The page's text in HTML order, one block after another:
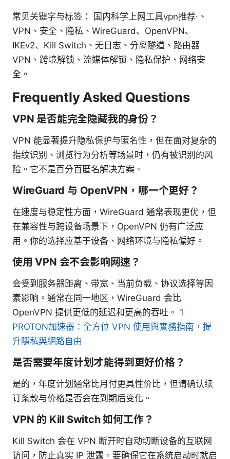
常见关键字与标签： 国内科学上网工具vpn推荐·、
VPN、安全、隐私、WireGuard、OpenVPN、
IKEv2、Kill Switch、无日志、分离隧道、路由器
VPN、跨境解锁、流媒体解锁、隐私保护、网络安
全。
Frequently Asked Questions
VPN 是否能完全隐藏我的身份？
VPN 能显著提升隐私保护与匿名性，但在面对复杂的
指纹识别、浏览行为分析等场景时，仍有被识别的风
险。它不是百分百匿名解决方案。
WireGuard 与 OpenVPN，哪一个更好？
在速度与稳定性方面，WireGuard 通常表现更优，但
在兼容性与跨设备场景下，OpenVPN 仍有广泛应
用。你的选择应基于设备、网络环境与隐私偏好。
使用 VPN 会不会影响网速？
会受到服务器距离、带宽、当前负载、协议选择等因
素影响。通常在同一地区，WireGuard 会比
OpenVPN 提供更低的延迟和更高的吞吐。 1
PROTON加速器：全方位 VPN 使用與實務指南，提
升隱私與網路自由
是否需要年度计划才能得到更好价格？
是的，年度计划通常比月付更具性价比，但请确认续
订条款与价格是否会在到期后变化。
VPN 的 Kill Switch 如何工作？
Kill Switch 会在 VPN 断开时自动切断设备的互联网
访问，防止真实 IP 泄露。要确保它在系统启动时就启